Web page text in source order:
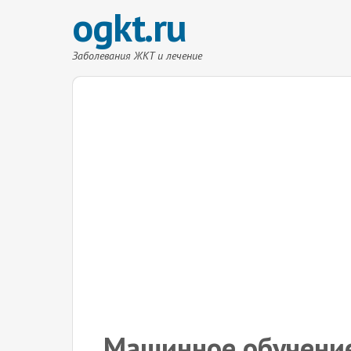
ogkt.ru
Заболевания ЖКТ и лечение